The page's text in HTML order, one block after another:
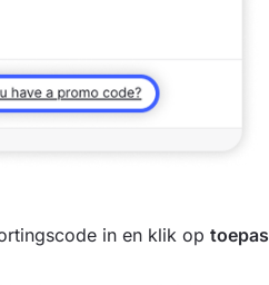
in en klik op